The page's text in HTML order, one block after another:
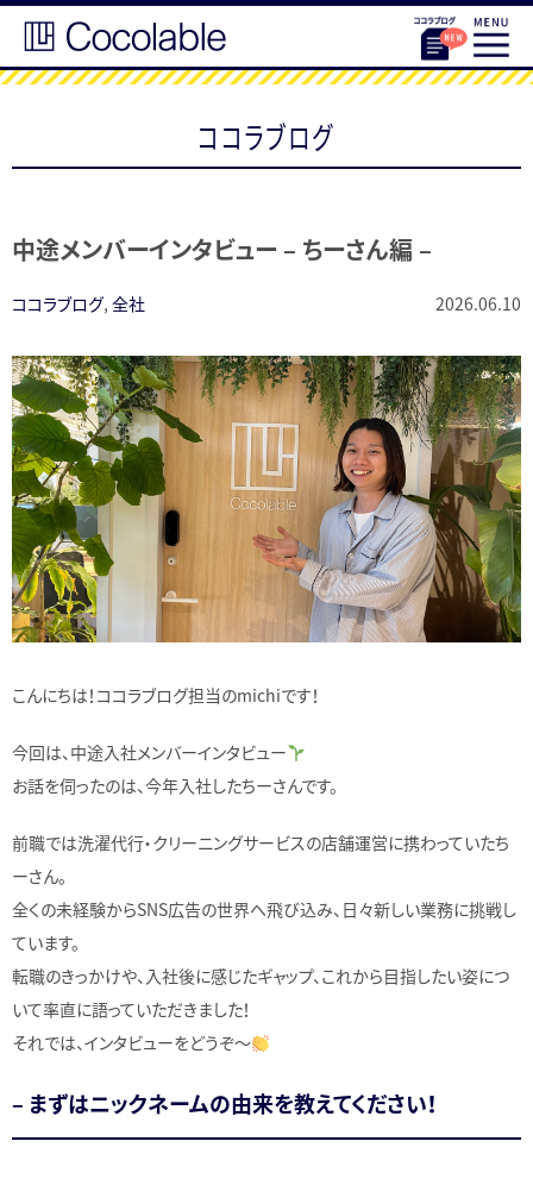
ココラブログ
中途メンバーインタビュー – ちーさん編 –
ココラブログ, 全社 2026.06.10
こんにちは！ココラブログ担当のmichiです！
今回は、中途入社メンバーインタビュー
お話を伺ったのは、今年入社したちーさんです。
前職では洗濯代行・クリーニングサービスの店舗運営に携わっていたち
ーさん。
全くの未経験からSNS広告の世界へ飛び込み、日々新しい業務に挑戦し
ています。
転職のきっかけや、入社後に感じたギャップ、これから目指したい姿につ
いて率直に語っていただきました！
それでは、インタビューをどうぞ〜
– まずはニックネームの由来を教えてください！